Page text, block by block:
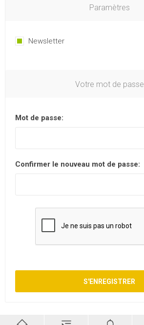
Paramètres
Newsletter
Votre mot de passe
Mot de passe:
Confirmer le nouveau mot de passe: